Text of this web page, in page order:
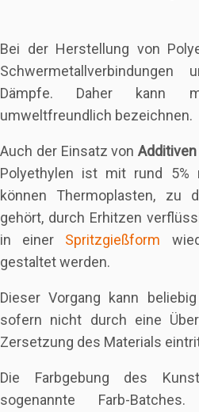
Bei der Herstellung von
Dämpfe. Daher kann
umweltfreundlich bezeichnen.
Auch der Einsatz von Additiven
Polyethylen ist mit rund 5%
können Thermoplasten, zu
gehört, durch Erhitzen
in einer Spritzgießform
gestaltet werden.
Dieser Vorgang kann
sofern nicht durch eine
Zersetzung des Materials
Die Farbgebung des
sogenannte Farb-